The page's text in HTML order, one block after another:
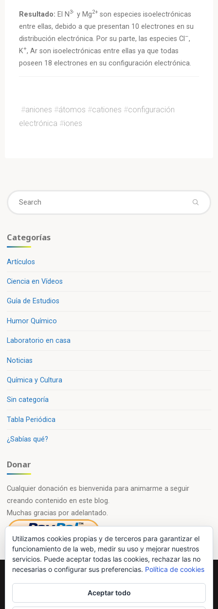
Resultado: El N 3- y Mg2+ son especies isoelectrónicas
entre ellas, debido a que presentan 10 electrones en su
distribución electrónica. Por su parte, las especies Cl –,
K+, Ar son isoelectrónicas entre ellas ya que todas
poseen 18 electrones en su configuración electrónica.
#aniones #átomos #cationes #configuración
electrónica #iones
Categorías
Artículos
Ciencia en Vídeos
Guía de Estudios
Humor Químico
Laboratorio en casa
Noticias
Química y Cultura
Sin categoría
Tabla Periódica
¿Sabías qué?
Donar
Cualquier donación es bienvenida para animarme a seguir
creando contenido en este blog.
Muchas gracias por adelantado.
©2026 Química en casa.com
Utilizamos cookies propias y de terceros para garantizar el
funcionamiento de la web, medir su uso y mejorar nuestros
servicios. Puede aceptar todas las cookies, rechazar las no
necesarias o configurar sus preferencias. Política de cookies
Aceptar todo